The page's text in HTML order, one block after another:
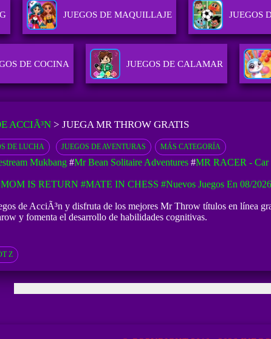
JUEGOS DE MAQUILLAJE JUEGOS
DE COCINA JUEGOS DE CALAMAR
ACCIÃ³N> JUEGA MR THROW GRATIS
DE LUCHA JUEGOS DE AVENTURAS MÁS CATEGORÍA
Mukbang#Mr Bean Solitaire Adventures#MR RACER - Car
IS RETURN #MATE IN CHESS #Nuevos Juegos En 08/2026
de AcciÃ³n y disfruta de los mejores Mr Throw títulos en línea
y fomenta el desarrollo de habilidades cognitivas.
Z